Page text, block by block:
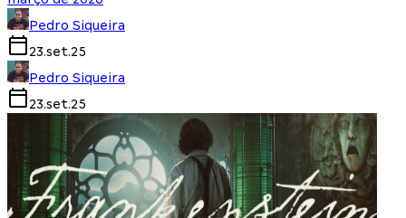
Pedro Siqueira
23.set.25
Pedro Siqueira
23.set.25